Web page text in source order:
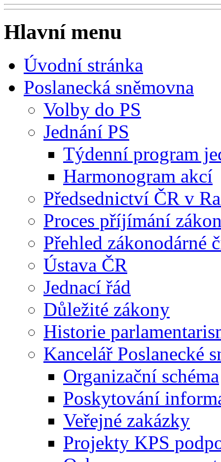
Hlavní menu
Úvodní stránka
Poslanecká sněmovna
Volby do PS
Jednání PS
Týdenní program
Harmonogram akcí
Předsednictví ČR v
Proces příjímání
Přehled zákonodárné
Ústava ČR
Jednací řád
Důležité zákony
Historie
Kancelář Poslanecké
Organizační schéma
Poskytování
Veřejné zakázky
Projekty KPS